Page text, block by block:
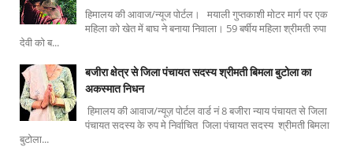
हिमालय की आवाज/न्यूज पोर्टल। मयाली गुप्तकाशी मोटर मार्ग पर एक
महिला को खेत में बाघ ने बनाया निवाला। 59 बर्षीय महिला श्रीमती रुपा
देवी को ब...
बजीरा क्षेत्र से जिला पंचायत सदस्य श्रीमती बिमला बुटोला का
अकस्मात निधन
हिमालय की आवाज/न्यूज़ पोर्टल वार्ड नं 8 बजीरा न्याय पंचायत से जिला
पंचायत सदस्य के रुप मे निर्वाचित जिला पंचायत सदस्य श्रीमती बिमला
बुटोला...